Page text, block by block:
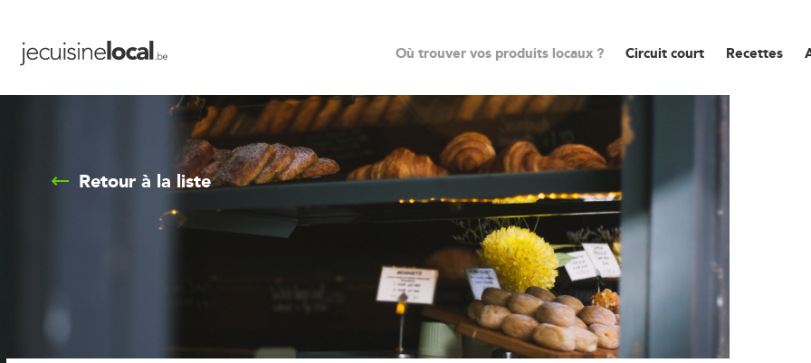
Où trouver vos produits locaux ? Circuit court Recettes
Retour à la liste